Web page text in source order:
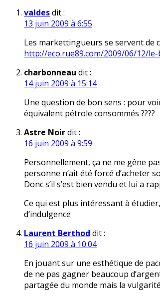
valdesdit :
13 juin 2009 à 6:55
Les markettingueurs se servent de
http://eco.rue89.com/2009/06/12/
charbonneau dit :
14 juin 2009 à 15:14
Une question de bon sens : pour
équivalent pétrole consommés ????
Astre Noirdit :
16 juin 2009 à 9:59
Personnellement, ça ne me gêne
personne n’ait été forcé d’acheter
Donc s’il s’est bien vendu et lui a
Ce qui est plus intéressant à
d’indulgence
Laurent Berthod dit :
16 juin 2009 à 10:04
En jouant sur une esthétique de
de ne pas gagner beaucoup
partagée du monde mais la